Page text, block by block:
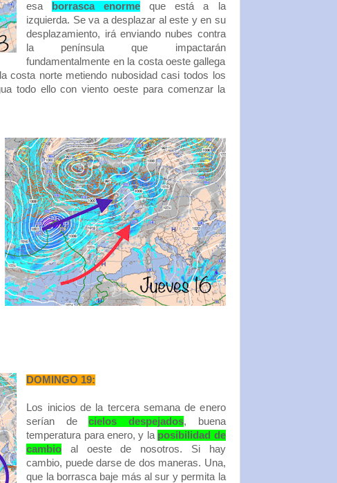
esa
borrasca enorme
que está a la
izquierda. Se va a desplazar al este y en su
desplazamiento, irá enviando nubes contra
la península que impactarán
fundamentalmente en la costa oeste gallega
costa norte metiendo nubosidad casi todos los
todo ello con viento oeste para comenzar la
DOMINGO 19:
Los inicios de la tercera semana de enero
serían decielos despejados, buena
temperatura para enero, y la posibilidad de
cambio al oeste de nosotros. Si hay
cambio, puede darse de dos maneras. Una,
que la borrasca baje más al sur y permita la